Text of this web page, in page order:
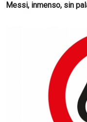
Messi, inmenso, sin